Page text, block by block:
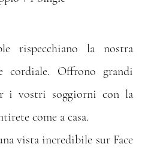
rispecchiano la nostra
cordiale. Offrono grandi
i vostri soggiorni con la
come a casa.
vista incredibile sur Face